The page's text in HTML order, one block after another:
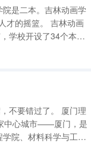
。 吉林动画
学校开设了34个本科
中心城市——厦门，是